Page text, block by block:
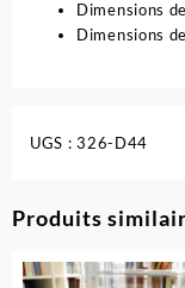
Dimensions
Dimensions
UGS :326-D44
Produits